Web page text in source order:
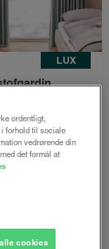
LUX
- Støvet grøn
og i
kr.
ordentligt,
forhold til sociale
vedrørende din
det formål at
cookies